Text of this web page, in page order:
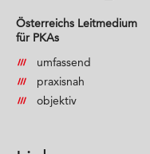
Österreichs Leitmedium
für PKAs
umfassend
praxisnah
objektiv